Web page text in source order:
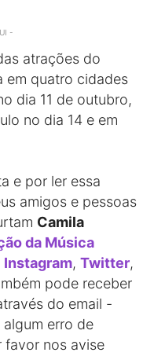
-
atrações do
em quatro cidades
dia 11 de outubro,
no dia 14 e em
e por ler essa
amigos e pessoas
Camila
da Música
Instagram, Twitter,
pode receber
do email -
erro de
favor nos avise